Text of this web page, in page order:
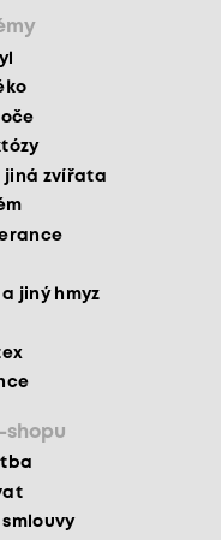
jiná zvířata
jiný hmyz
shopu